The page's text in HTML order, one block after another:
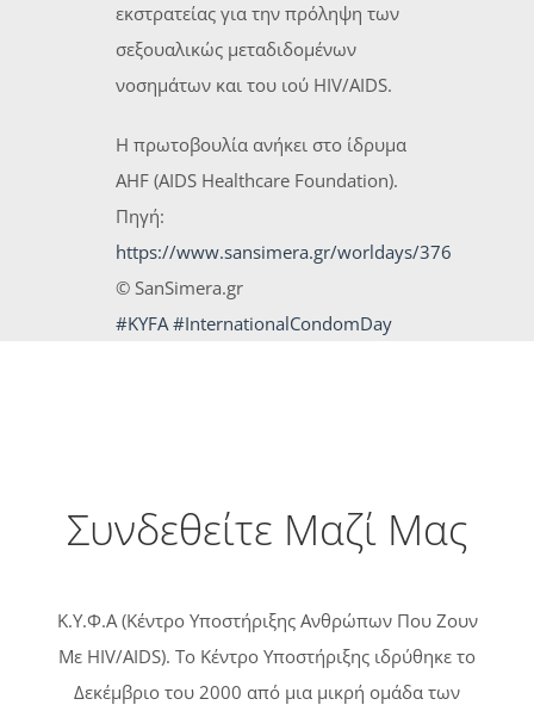
εκστρατείας για την πρόληψη των
σεξουαλικώς μεταδιδομένων
νοσημάτων και του ιού HIV/AIDS.
Η πρωτοβουλία ανήκει στο ίδρυμα
AHF (AIDS Healthcare Foundation).
Πηγή:
https://www.sansimera.gr/worldays/376
© SanSimera.gr
#KYFA #InternationalCondomDay
Συνδεθείτε Μαζί Μας
Κ.Υ.Φ.Α (Κέντρο Υποστήριξης Ανθρώπων Που Ζουν
Με HIV/AIDS). Tο Κέντρο Υποστήριξης ιδρύθηκε το
Δεκέμβριο του 2000 από μια μικρή ομάδα των